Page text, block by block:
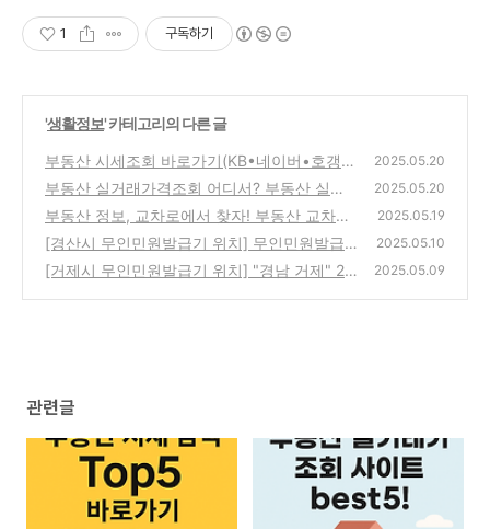
1 구독하기
'생활정보' 카테고리의 다른 글
부동산 시세조회 바로가기(KB•네이버•호갱노
노 등)｜부동산 시세 검색 Top5
(0)
2025.05.20
부동산 실거래가격조회 어디서? 부동산 실거
래가 조회 사이트 best5!
(0)
2025.05.20
부동산 정보, 교차로에서 찾자! 부동산 교차로
& 신문 그대로 보기
(0)
2025.05.19
[경산시 무인민원발급기 위치] 무인민원발급
기 발급서류 | "경북 경산" 무인민원발급기 이
2025.05.10
[거제시 무인민원발급기 위치] "경남 거제" 24
2025.05.09
관련글